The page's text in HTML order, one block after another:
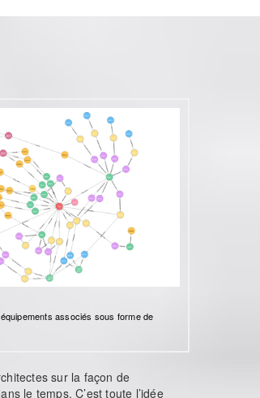
associés sous forme de
sur la façon de
le temps. C’est toute l’idée